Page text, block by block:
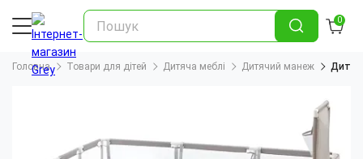
0
Головна Товари для дітей Дитяча меблі Дитячий манеж